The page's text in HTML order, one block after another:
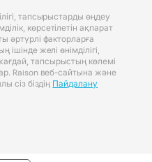
тапсырыстарды өңдеу
көрсетілетін ақпарат
әртүрлі факторларға
желі өнімділігі,
тапсырыстың көлемі
Raison веб-сайтына және
сіз біздің Пайдалану